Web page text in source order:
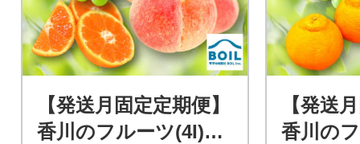
【発送月固定定期便】
香川のフルーツ(4I)全
【発送
香川の